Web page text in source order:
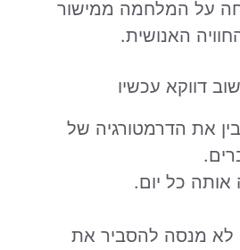
על המלחמה ממישור
האנושית.
דווקא עכשיו
את הדרמטורגיה של
אותה כל יום.
לא מנסה להסביר את